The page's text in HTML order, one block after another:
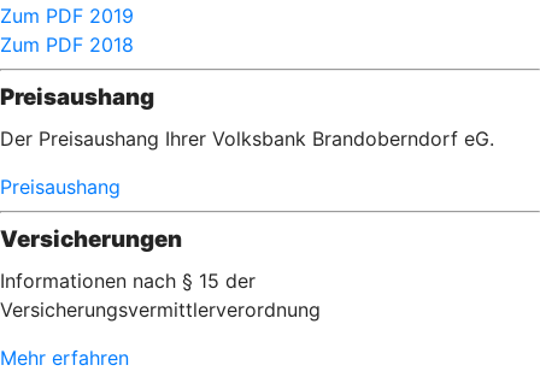
Zum PDF 2019
Zum PDF 2018
Preisaushang
Der Preisaushang Ihrer Volksbank Brandoberndorf eG.
Preisaushang
Versicherungen
Informationen nach § 15 der
Versicherungsvermittlerverordnung
Mehr erfahren